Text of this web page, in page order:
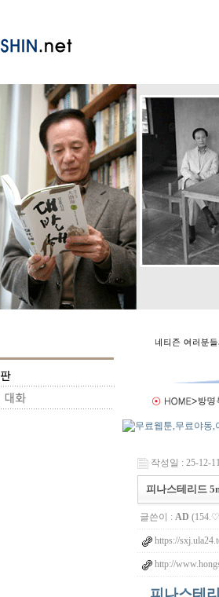
작성일 : 25-12-
피나스테리드
글쓴이 : AD
https://
http://
피나스테